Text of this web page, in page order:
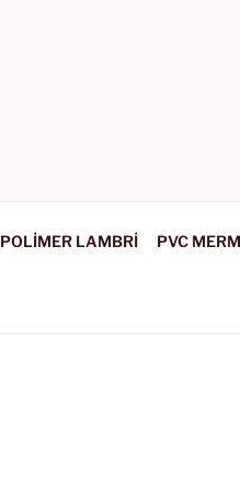
POLİMER LAMBRİ PVC